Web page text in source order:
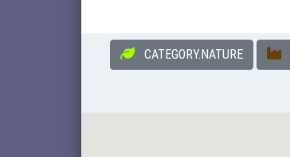
CATEGORY.NATURE